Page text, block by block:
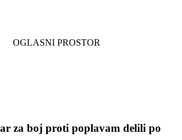
za boj proti poplavam delili po